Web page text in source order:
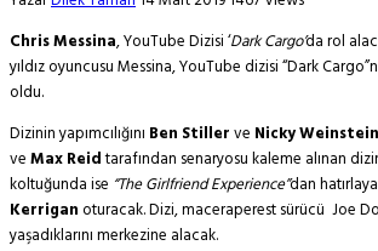
Chris Messina, YouTube Dizisi ‘Dark Cargo’da rol
yıldız oyuncusu Messina, YouTube dizisi “Dark
oldu.
Dizinin yapımcılığını Ben Stillerve Nicky Weinstein
veMax Reidtarafından senaryosu kaleme alınan
koltuğunda ise “The Girlfriend Experience”dan
Kerrigan oturacak. Dizi, maceraperest sürücü Joe
yaşadıklarını merkezine alacak.